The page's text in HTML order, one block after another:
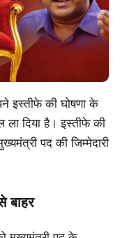
इस्तीफे की घोषणा के
ला दिया है। इस्तीफे की
पद की जिम्मेदारी
बाहर